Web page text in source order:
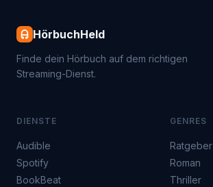
HörbuchHeld
Finde dein Hörbuch auf dem richtigen
Streaming-Dienst.
DIENSTE
Audible
Spotify
BookBeat
GENRES
Ratgeber
Roman
Thriller